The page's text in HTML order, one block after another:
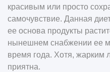
красивым или просто
самочувствие. Данная
ее основа продукты
нынешнем снабжении ее
время года. Хотя, жарким
приятна.